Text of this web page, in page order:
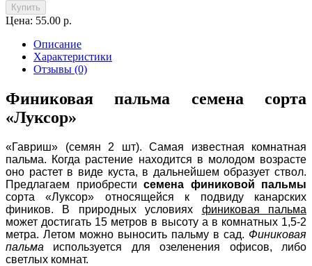
Купить
Цена: 55.00 р.
Описание
Характеристики
Отзывы (0)
Финиковая пальма семена сорта
«Луксор»
«Гавриш» (семян 2 шт). Самая известная комнатная
пальма. Когда растение находится в молодом возрасте
оно растет в виде куста, в дальнейшем образует ствол.
Предлагаем приобрести семена финиковой пальмы
сорта «Луксор» относящейся к подвиду канарских
фиников. В природных условиях финиковая пальма
может достигать 15 метров в высоту а в комнатных 1,5-2
метра. Летом можно выносить пальму в сад. Финиковая
пальма используется для озеленения офисов, либо
светлых комнат.